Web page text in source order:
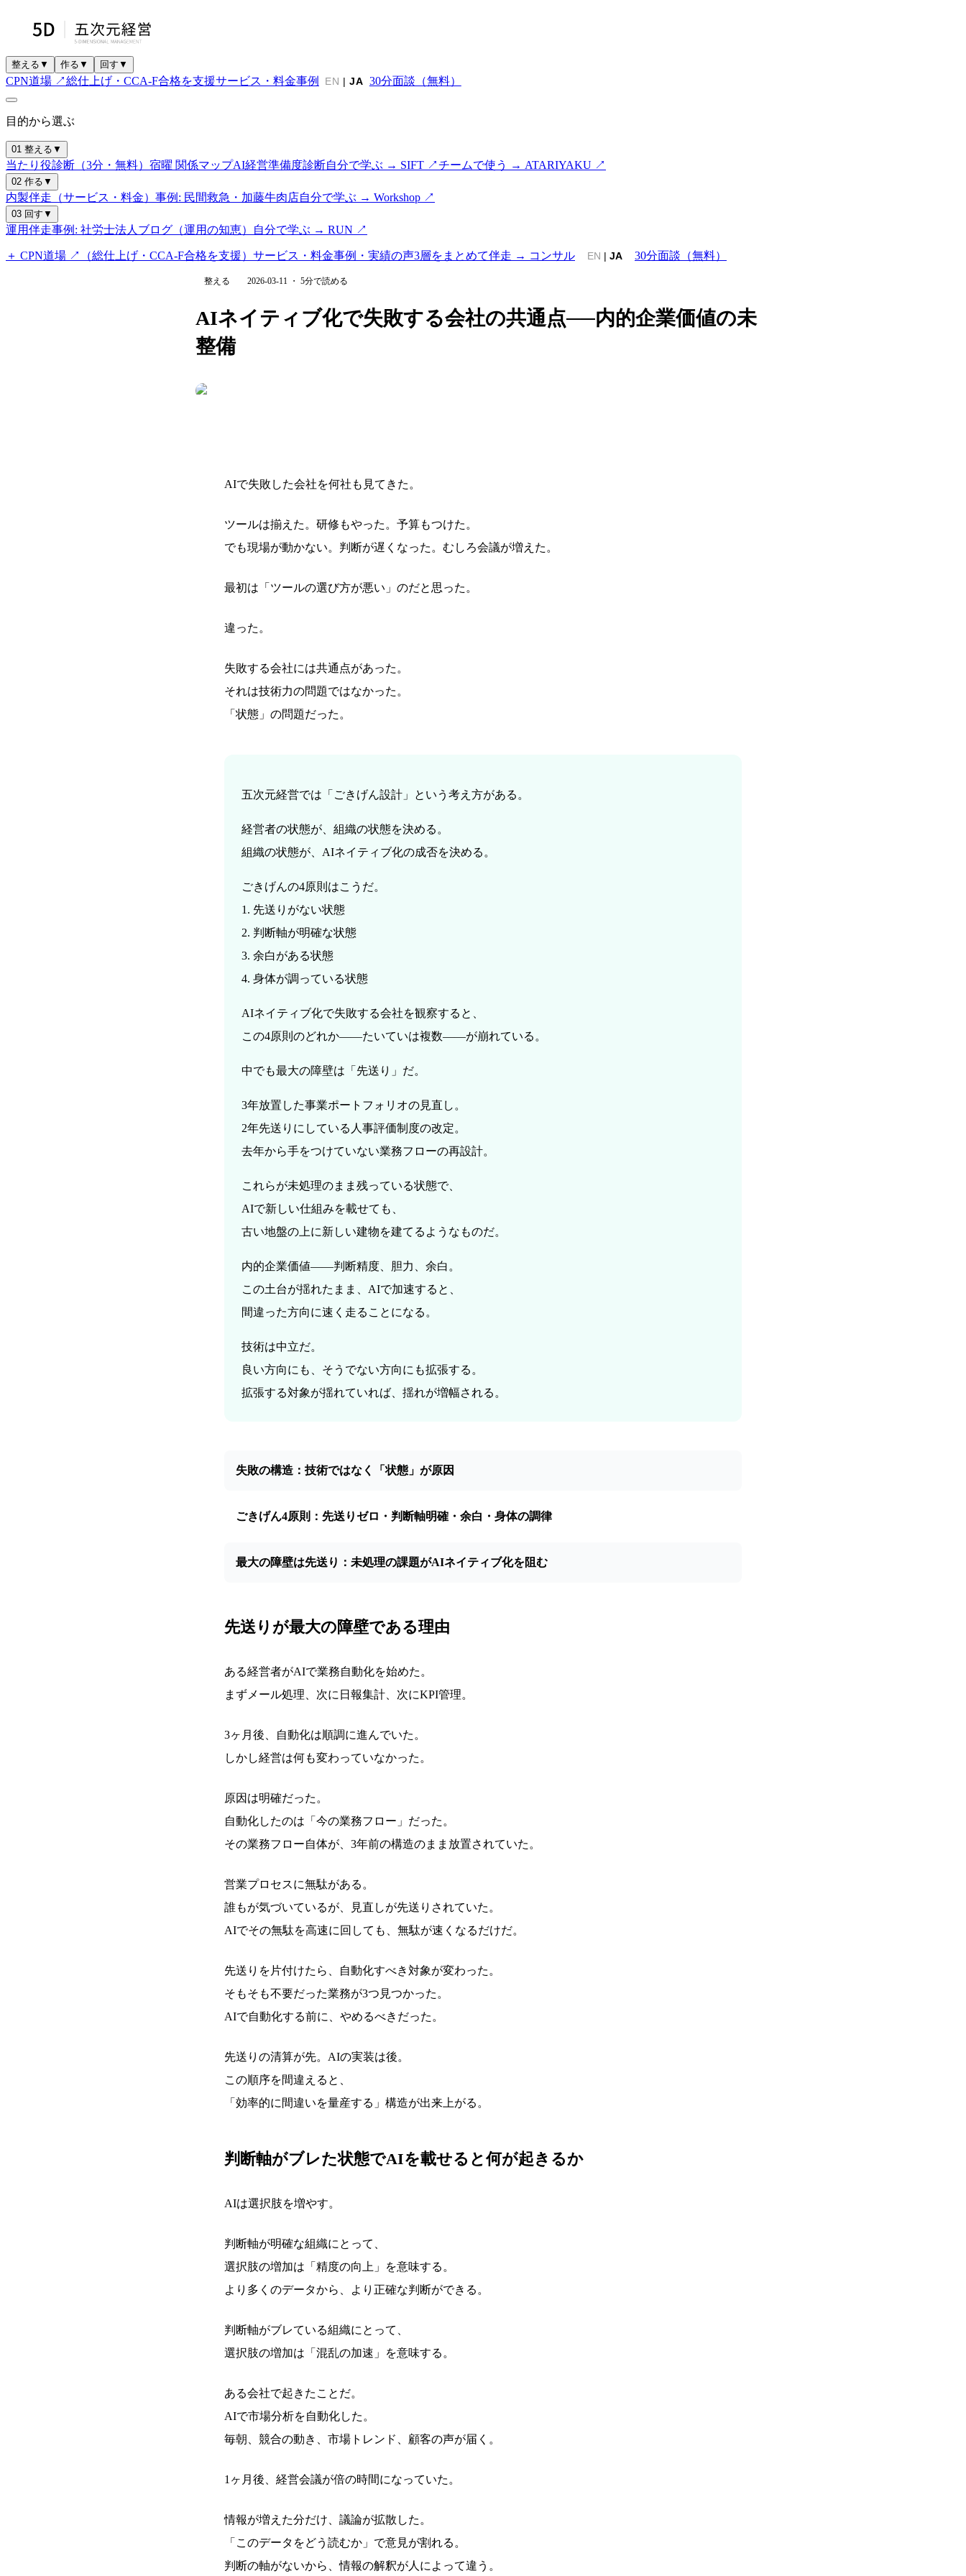
整える ▼ 作る ▼ 回す ▼
CPN道場 ↗総仕上げ・CCA-F合格を支援サービス・料金事例 EN |JA 30分面談（無料）
目的から選ぶ
01 整える ▼
当たり役診断（3分・無料） 宿曜 関係マップAI経営準備度診断自分で学ぶ → SIFT ↗チームで使う → ATARIYAKU ↗
02 作る ▼
内製伴走（サービス・料金） 事例: 民間救急・加藤牛肉店自分で学ぶ → Workshop ↗
03 回す ▼
運用伴走事例: 社労士法人 ブログ（運用の知恵） 自分で学ぶ → RUN ↗
＋ CPN道場 ↗（総仕上げ・CCA-F合格を支援） サービス・料金事例・実績の声3層をまとめて伴走 → コンサル EN | JA 30分面談（無料）
整える 2026-03-11 ・ 5分で読める
AIネイティブ化で失敗する会社の共通点──内的企業価値の未
整備
AIで失敗した会社を何社も見てきた。
ツールは揃えた。研修もやった。予算もつけた。
でも現場が動かない。判断が遅くなった。むしろ会議が増えた。
最初は「ツールの選び方が悪い」のだと思った。
違った。
失敗する会社には共通点があった。
それは技術力の問題ではなかった。
「状態」の問題だった。
五次元経営では「ごきげん設計」という考え方がある。
経営者の状態が、組織の状態を決める。
組織の状態が、AIネイティブ化の成否を決める。
ごきげんの4原則はこうだ。
1. 先送りがない状態
2. 判断軸が明確な状態
3. 余白がある状態
4. 身体が調っている状態
AIネイティブ化で失敗する会社を観察すると、
この4原則のどれか——たいていは複数——が崩れている。
中でも最大の障壁は「先送り」だ。
3年放置した事業ポートフォリオの見直し。
2年先送りにしている人事評価制度の改定。
去年から手をつけていない業務フローの再設計。
これらが未処理のまま残っている状態で、
AIで新しい仕組みを載せても、
古い地盤の上に新しい建物を建てるようなものだ。
内的企業価値——判断精度、胆力、余白。
この土台が揺れたまま、AIで加速すると、
間違った方向に速く走ることになる。
技術は中立だ。
良い方向にも、そうでない方向にも拡張する。
拡張する対象が揺れていれば、揺れが増幅される。
失敗の構造：技術ではなく「状態」が原因
ごきげん4原則：先送りゼロ・判断軸明確・余白・身体の調律
最大の障壁は先送り：未処理の課題がAIネイティブ化を阻む
先送りが最大の障壁である理由
ある経営者がAIで業務自動化を始めた。
まずメール処理、次に日報集計、次にKPI管理。
3ヶ月後、自動化は順調に進んでいた。
しかし経営は何も変わっていなかった。
原因は明確だった。
自動化したのは「今の業務フロー」だった。
その業務フロー自体が、3年前の構造のまま放置されていた。
営業プロセスに無駄がある。
誰もが気づいているが、見直しが先送りされていた。
AIでその無駄を高速に回しても、無駄が速くなるだけだ。
先送りを片付けたら、自動化すべき対象が変わった。
そもそも不要だった業務が3つ見つかった。
AIで自動化する前に、やめるべきだった。
先送りの清算が先。AIの実装は後。
この順序を間違えると、
「効率的に間違いを量産する」構造が出来上がる。
判断軸がブレた状態でAIを載せると何が起きるか
AIは選択肢を増やす。
判断軸が明確な組織にとって、
選択肢の増加は「精度の向上」を意味する。
より多くのデータから、より正確な判断ができる。
判断軸がブレている組織にとって、
選択肢の増加は「混乱の加速」を意味する。
ある会社で起きたことだ。
AIで市場分析を自動化した。
毎朝、競合の動き、市場トレンド、顧客の声が届く。
1ヶ月後、経営会議が倍の時間になっていた。
情報が増えた分だけ、議論が拡散した。
「このデータをどう読むか」で意見が割れる。
判断の軸がないから、情報の解釈が人によって違う。